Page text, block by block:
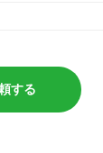
する